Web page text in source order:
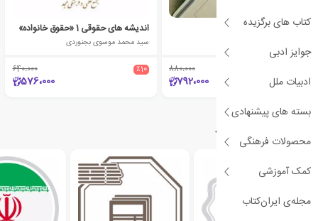
کتاب های برگزیده
جوایز ادبی
ادبیات ملل
بسته های پیشنهادی
محصولات فرهنگی
کمک آموزشی
مجله‌ی ایران‌کتاب
یاد ایامی
880،000
792،000
اندیشه های حقوقی 1 «حقوق خانواده»
سید محمد موسوی بجنوردی
٪10 640،000
576،000
دسته‌بندی‌های مرتبط